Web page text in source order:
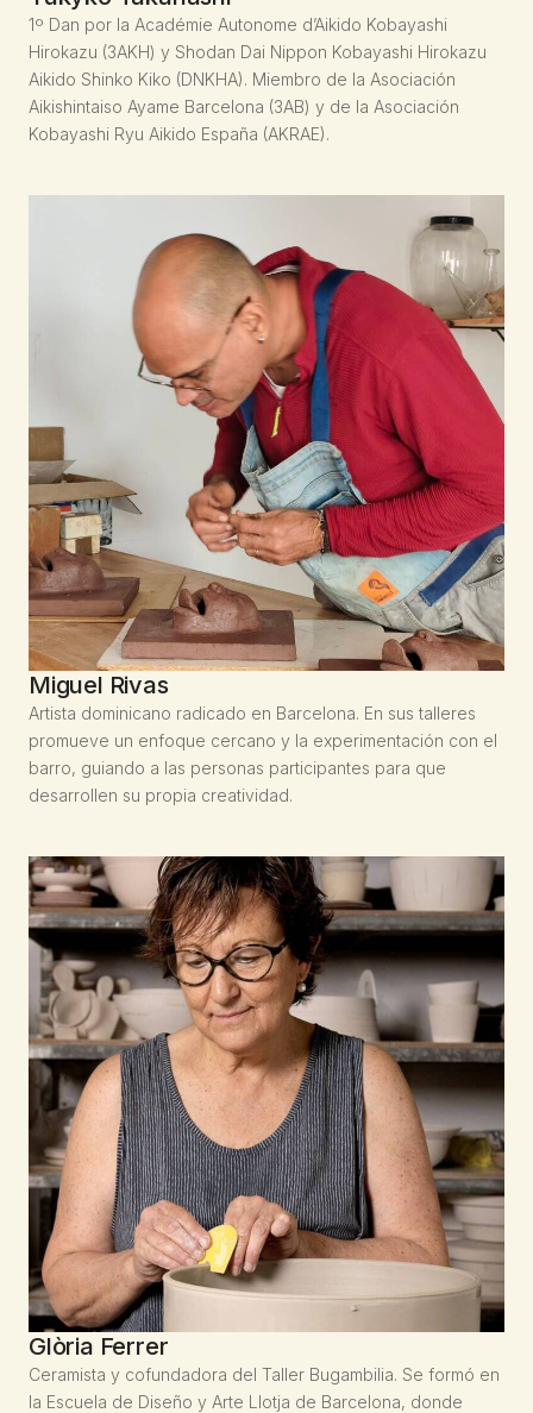
1º Dan por la Académie Autonome d’Aikido Kobayashi
Hirokazu (3AKH) y Shodan Dai Nippon Kobayashi Hirokazu
Aikido Shinko Kiko (DNKHA). Miembro de la Asociación
Aikishintaiso Ayame Barcelona (3AB) y de la Asociación
Kobayashi Ryu Aikido España (AKRAE).
Miguel Rivas
Artista dominicano radicado en Barcelona. En sus talleres
promueve un enfoque cercano y la experimentación con el
barro, guiando a las personas participantes para que
desarrollen su propia creatividad.
Glòria Ferrer
Ceramista y cofundadora del Taller Bugambilia. Se formó en
la Escuela de Diseño y Arte Llotja de Barcelona, donde